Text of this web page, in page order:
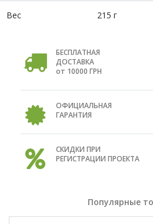
Вес 215 г
БЕСПЛАТНАЯ
ДОСТАВКА
от 10000 ГРН
ОФИЦИАЛЬНАЯ
ГАРАНТИЯ
СКИДКИ ПРИ
РЕГИСТРАЦИИ ПРОЕКТА
Популярные